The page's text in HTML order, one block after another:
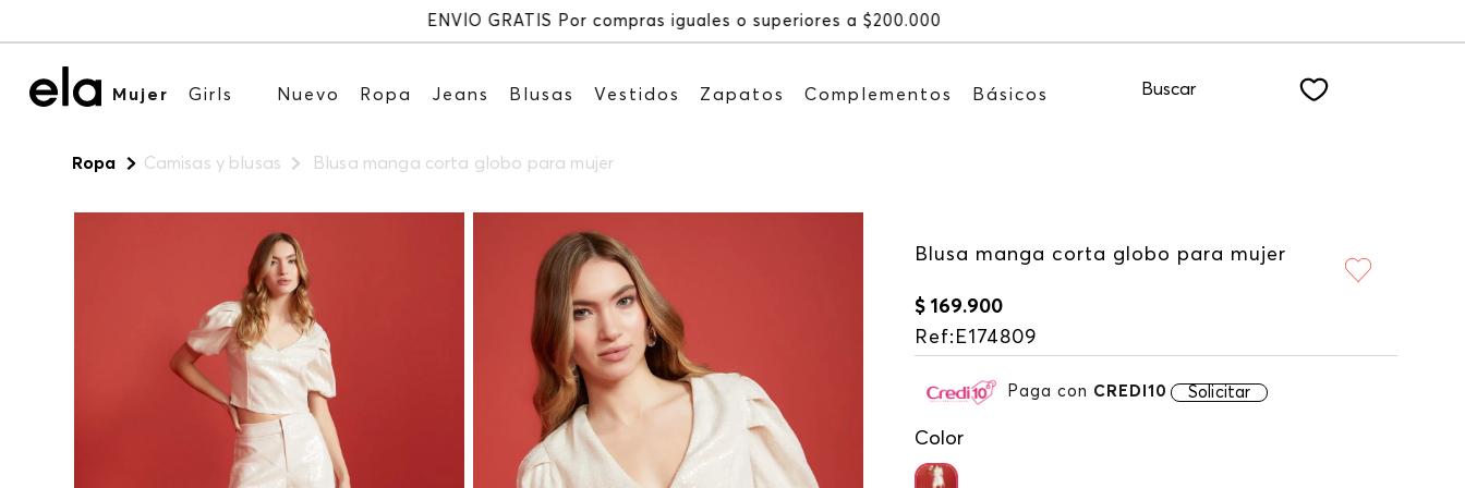
Recibe: 15%OFF suscribiéndote a nuestro NEWSLETTER
Mujer Girls Nuevo Ropa Jeans Blusas Vestidos Zapatos Complementos Básicos Buscar
Ropa Camisas y blusas Blusa manga corta globo para mujer
Blusa manga corta globo para mujer
$ 169.900
Ref: E174809
Paga con CREDI10 Solicitar
Color